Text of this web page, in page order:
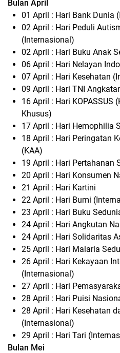
Bulan April
01 April : Hari Bank Dunia
02 April : Hari Peduli
(Internasional)
02 April : Hari Buku Anak
06 April : Hari Nelayan
07 April : Hari Kesehatan
09 April : Hari TNI
16 April : Hari KOPASSUS
Khusus)
17 April : Hari Hemophilia
18 April : Hari Peringatan
(KAA)
19 April : Hari Pertahanan
20 April : Hari Konsumen
21 April : Hari Kartini
22 April : Hari Bumi
23 April : Hari Buku
24 April : Hari Angkutan
24 April : Hari Solidaritas
25 April : Hari Malaria
26 April : Hari Kekayaan
(Internasional)
27 April : Hari
28 April : Hari Puisi
28 April : Hari Kesehatan
(Internasional)
29 April : Hari Tari
Bulan Mei